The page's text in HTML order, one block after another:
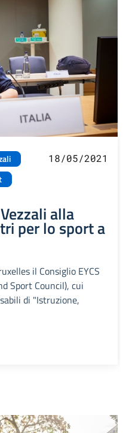
18/05/2021
alla
per lo sport a
il Consiglio EYCS
Sport Council), cui
di "Istruzione,